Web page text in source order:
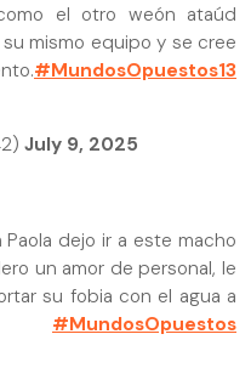
el otro weón ataúd
mismo equipo y se cree
#MundosOpuestos13
July 9, 2025
dejo ir a este macho
un amor de personal, le
su fobia con el agua a
#MundosOpuestos